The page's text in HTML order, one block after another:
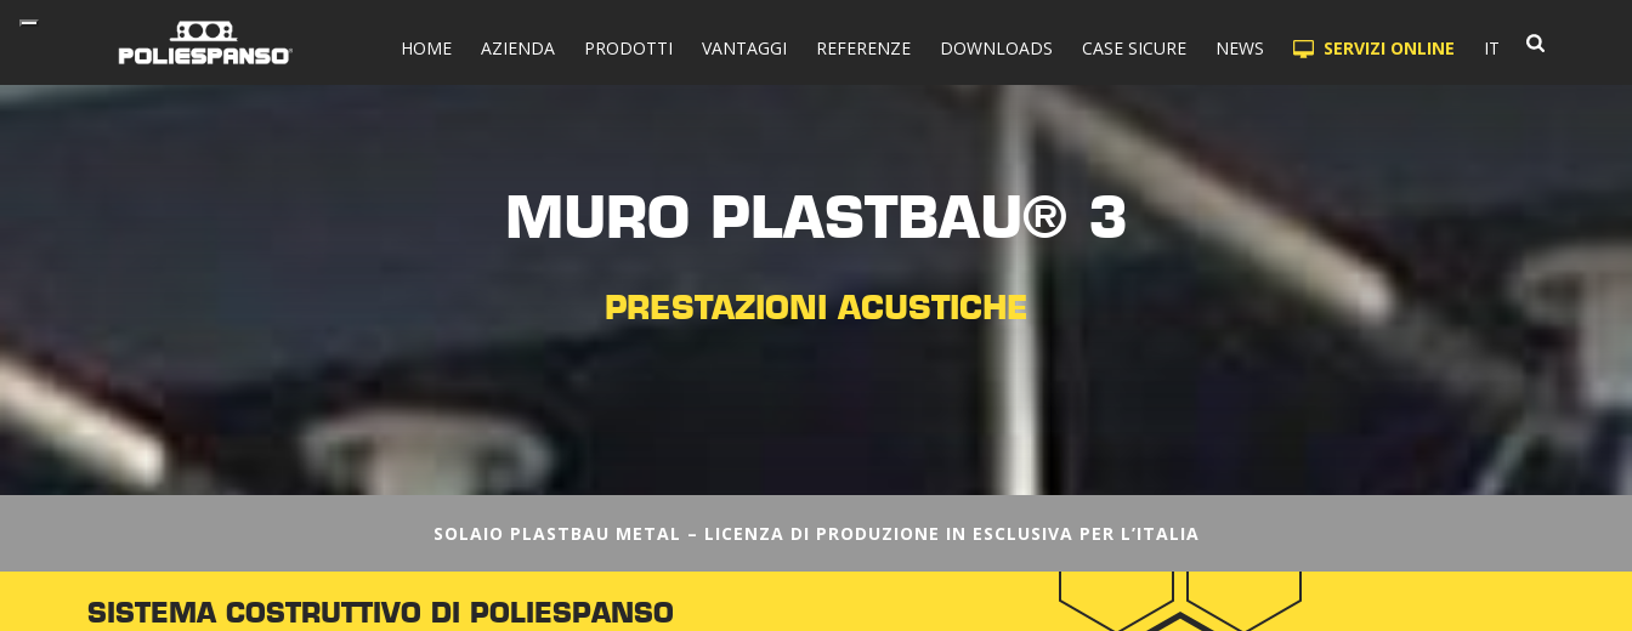
HOME AZIENDA PRODOTTI VANTAGGI REFERENZE DOWNLOADS CASE SICURE NEWS SERVIZI ONLINE IT
MURO PLASTBAU® 3
PRESTAZIONI ACUSTICHE
SOLAIO PLASTBAU METAL – LICENZA DI PRODUZIONE IN ESCLUSIVA PER L’ITALIA
SISTEMA COSTRUTTIVO DI POLIESPANSO